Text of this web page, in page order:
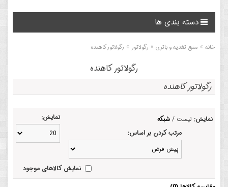
دسته بندی ها
خانه » منبع تغذیه و باتری » رگولاتور » رگولاتور کاهنده
رگولاتور کاهنده
رگولاتور کاهنده
نمایش: لیست / شبکه
نمایش:
مرتب کردن بر اساس:
نمایش کالاهای موجود